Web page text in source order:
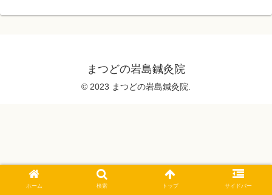
まつどの岩島鍼灸院
© 2023 まつどの岩島鍼灸院.
ホーム 検索 トップ サイドバー